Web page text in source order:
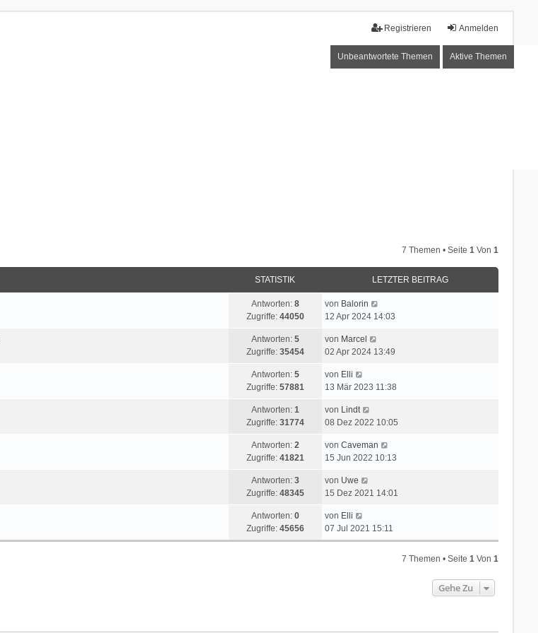
Anmelden
Registrieren
Unbeantwortete Themen Aktive Themen
7 Themen • Seite1 Von1
STATISTIK LETZTER BEITRAG
Antworten: 8
Zugriffe: 44050
von Balorin
12 Apr 2024 14:03
Antworten: 5
Zugriffe: 35454
von Marcel
02 Apr 2024 13:49
Antworten: 5
Zugriffe: 57881
von Elli
13 Mär 2023 11:38
Antworten: 1
Zugriffe: 31774
von Lindt
08 Dez 2022 10:05
Antworten: 2
Zugriffe: 41821
von Caveman
15 Jun 2022 10:13
Antworten: 3
Zugriffe: 48345
von Uwe
15 Dez 2021 14:01
Antworten: 0
Zugriffe: 45656
von Elli
07 Jul 2021 15:11
7 Themen • Seite1 Von1
Gehe Zu